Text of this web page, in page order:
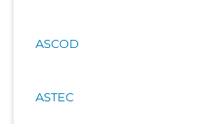
ASCOD
ASTEC